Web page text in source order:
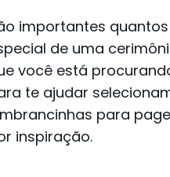
importantes
de uma
você está
te ajudar
para
inspiração.